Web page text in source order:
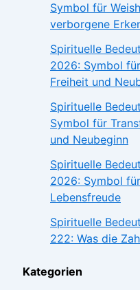
Symbol für
verborgene
Spirituelle
2026: Symbol
Freiheit und
Spirituelle
Symbol für
und Neubeginn
Spirituelle
2026: Symbol
Lebensfreude
Spirituelle
222: Was die
Kategorien